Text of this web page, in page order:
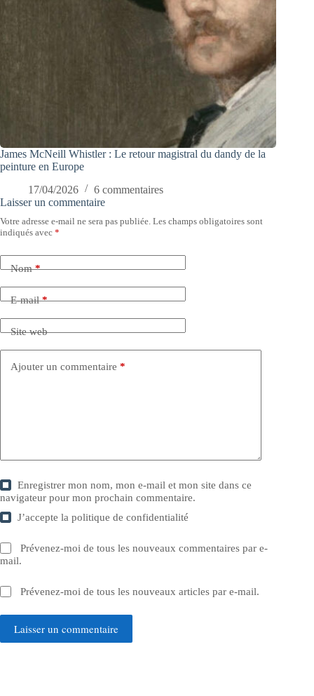
James McNeill Whistler : Le retour magistral du dandy de la
peinture en Europe
17/04/2026
6 commentaires
Laisser un commentaire
Votre adresse e-mail ne sera pas publiée. Les champs obligatoires sont
indiqués avec *
Nom*
E-mail*
Site web
Ajouter un commentaire *
Enregistrer mon nom, mon e-mail et mon site dans ce
navigateur pour mon prochain commentaire.
J’accepte lapolitique de confidentialité
Prévenez-moi de tous les nouveaux commentaires par e-
mail.
Prévenez-moi de tous les nouveaux articles par e-mail.
Laisser un commentaire